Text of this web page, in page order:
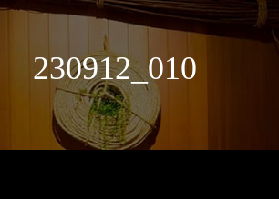
230912_010